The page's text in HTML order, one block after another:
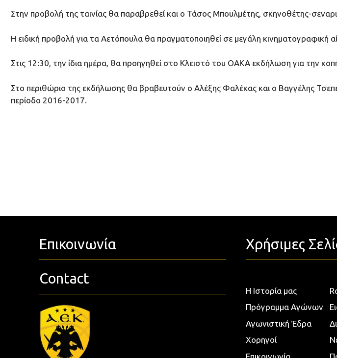
Στην προβολή της ταινίας θα παραβρεθεί και ο Τάσος Μπουλμέτης, σκηνοθέτης-
Η ειδική προβολή για τα Αετόπουλα θα πραγματοποιηθεί σε μεγάλη
Στις 12:30, την ίδια ημέρα, θα προηγηθεί στο Κλειστό του ΟΑΚΑ εκδήλωση για την
Στο περιθώριο της εκδήλωσης θα βραβευτούν ο Αλέξης Φαλέκας και ο Βαγγέλης
περίοδο 2016-2017.
Επικοινωνία
Contact
Χρήσιμες
Η Ιστορία μας
Πρόγραμμα Αγώνων
Αγωνιστική Έδρα
Χορηγοί
Επικοινωνία